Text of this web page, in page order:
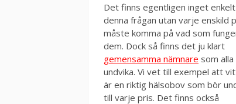
Det finns egentligen inget
denna frågan utan varje enskild
måste komma på vad som
dem. Dock så finns det ju klart
gemensamma nämnare som
undvika. Vi vet till exempel att
är en riktig hälsobov som bör
till varje pris. Det finns också